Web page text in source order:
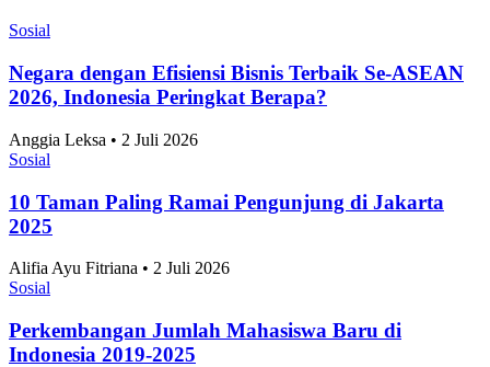
Sosial
Negara dengan Efisiensi Bisnis Terbaik Se-ASEAN
2026, Indonesia Peringkat Berapa?
Anggia Leksa • 2 Juli 2026
Sosial
10 Taman Paling Ramai Pengunjung di Jakarta
2025
Alifia Ayu Fitriana • 2 Juli 2026
Sosial
Perkembangan Jumlah Mahasiswa Baru di
Indonesia 2019-2025